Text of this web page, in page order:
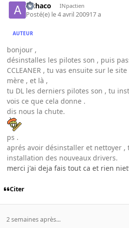
alchaco INpactien
Posté(e) le 4 avril 200917 a
AUTEUR
bonjour ,
désinstalles les pilotes son , puis
CCLEANER , tu vas ensuite sur le
mère , et là ,
tu DL les derniers pilotes son , tu
vois ce que cela donne .
dis nous la chute.
ps .
aprés avoir désinstaller et nettoyer ,
installation des nouveaux drivers.
merci j'ai deja fais tout ca et rien
Citer
2 semaines après...